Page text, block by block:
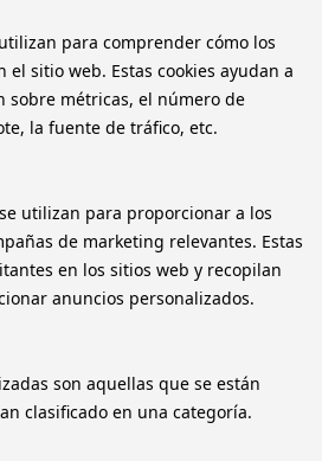
para comprender cómo los
sitio web. Estas cookies ayudan a
sobre métricas, el número de
la fuente de tráfico, etc.
utilizan para proporcionar a los
de marketing relevantes. Estas
en los sitios web y recopilan
anuncios personalizados.
son aquellas que se están
clasificado en una categoría.